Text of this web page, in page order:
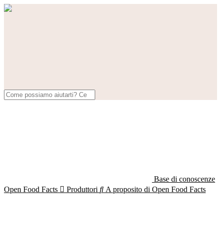
Base di conoscenze
Open Food Facts  Produttori  A proposito di Open Food Facts